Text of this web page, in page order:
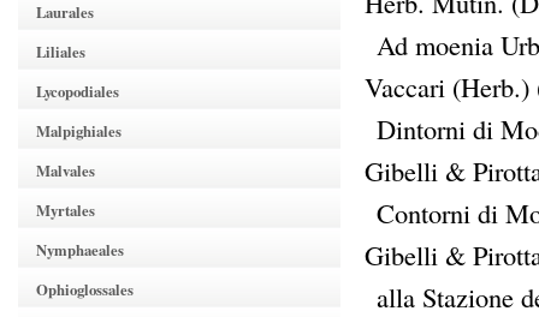
Laurales
Liliales
Lycopodiales
Malpighiales
Malvales
Myrtales
Nymphaeales
Ophioglossales
Ad moenia
Vaccari
Dintorni di
Gibelli &
Contorni di
Gibelli &
alla Stazione